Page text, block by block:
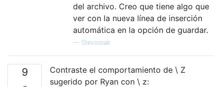
del archivo. Creo que tiene algo que
ver con la nueva línea de inserción
automática en la opción de guardar.
— Stevoisiak
9
Contraste el comportamiento de \ Z
sugerido por Ryan con \ z: